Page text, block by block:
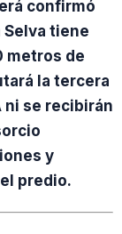
confirmó
Selva tiene
metros de
la tercera
ni se recibirán
y
predio.